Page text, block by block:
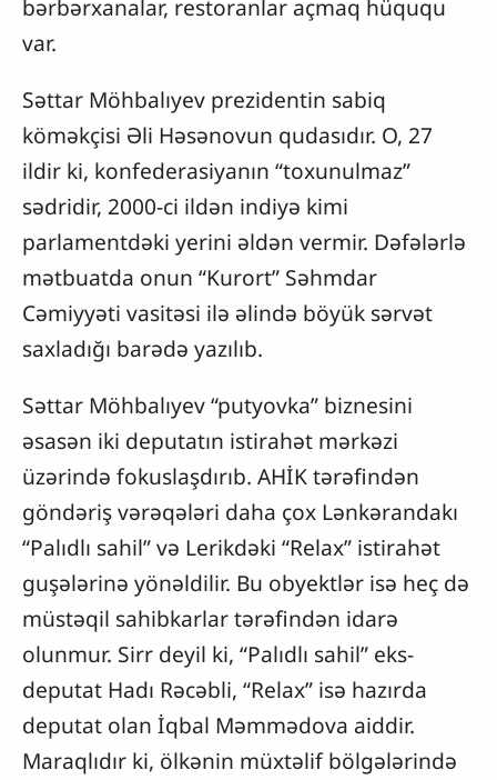
bərbərxanalar, restoranlar açmaq hüququ
var.
Səttar Möhbalıyev prezidentin sabiq
köməkçisi Əli Həsənovun qudasıdır. O, 27
ildir ki, konfederasiyanın “toxunulmaz”
sədridir, 2000-ci ildən indiyə kimi
parlamentdəki yerini əldən vermir. Dəfələrlə
mətbuatda onun “Kurort” Səhmdar
Cəmiyyəti vasitəsi ilə əlində böyük sərvət
saxladığı barədə yazılıb.
Səttar Möhbalıyev “putyovka” biznesini
əsasən iki deputatın istirahət mərkəzi
üzərində fokuslaşdırıb. AHİK tərəfindən
göndəriş vərəqələri daha çox Lənkərandakı
“Palıdlı sahil” və Lerikdəki “Relax” istirahət
guşələrinə yönəldilir. Bu obyektlər isə heç də
müstəqil sahibkarlar tərəfindən idarə
olunmur. Sirr deyil ki, “Palıdlı sahil” eks-
deputat Hadı Rəcəbli, “Relax” isə hazırda
deputat olan İqbal Məmmədova aiddir.
Maraqlıdır ki, ölkənin müxtəlif bölgələrində